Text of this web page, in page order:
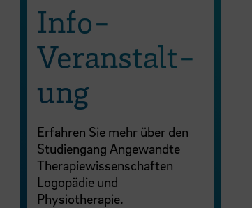
Info-
Veran­stalt­
ung
Erfahren Sie mehr über den
Studiengang Angewandte
Therapiewissenschaften
Logopädie und
Physiotherapie.